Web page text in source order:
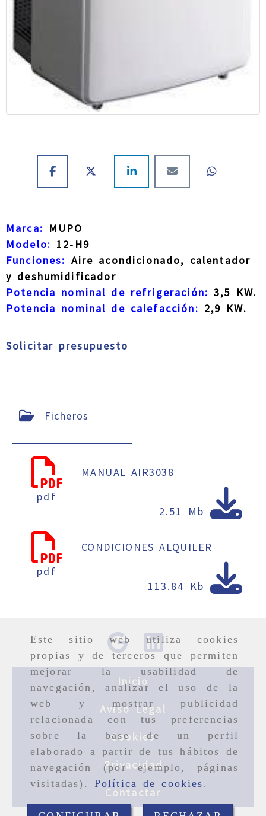
Este sitio web utiliza cookies
propias y de terceros que permiten
mejorar la usabilidad de
navegación, analizar el uso de la
web y mostrar publicidad
relacionada con tus preferencias
sobre la base de un perfil
elaborado a partir de tus hábitos de
navegación (por ejemplo, páginas
visitadas). Política de cookies .
Marca: MUPO
Modelo: 12-H9
Funciones: Aire acondicionado, calentador
y deshumidificador
Potencia nominal de refrigeración: 3,5 KW.
Potencia nominal de calefacción: 2,9 KW.
Solicitar presupuesto
Ficheros
pdf
MANUAL AIR3038
2.51 Mb
pdf
CONDICIONES ALQUILER
113.84 Kb
Inicio
Aviso Legal
Cookies
Privacidad
Contactar